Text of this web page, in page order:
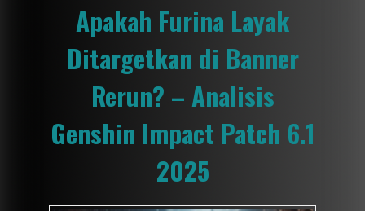
Apakah Furina Layak
Ditargetkan di Banner
Rerun? – Analisis
Genshin Impact Patch 6.1
2025